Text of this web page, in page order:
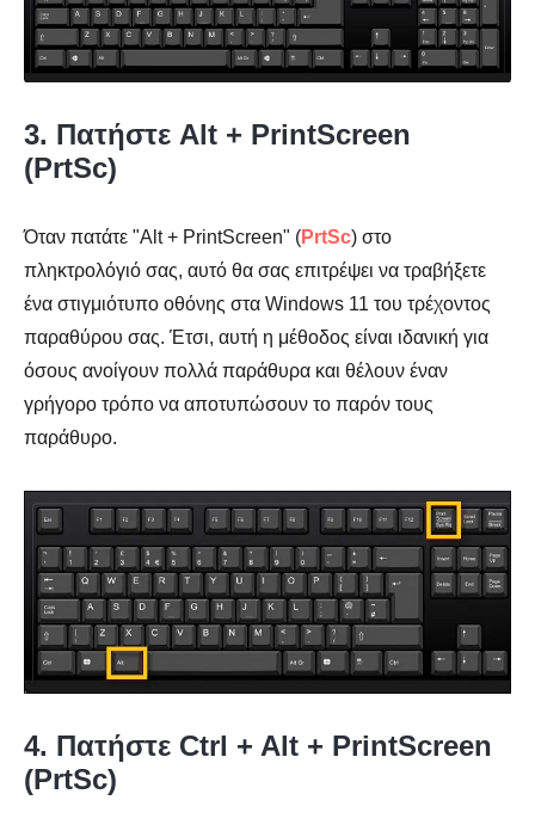
3. Πατήστε Alt + PrintScreen
(PrtSc)
Όταν πατάτε "Alt + PrintScreen" (PrtSc) στο
πληκτρολόγιό σας, αυτό θα σας επιτρέψει να τραβήξετε
ένα στιγμιότυπο οθόνης στα Windows 11 του τρέχοντος
παραθύρου σας. Έτσι, αυτή η μέθοδος είναι ιδανική για
όσους ανοίγουν πολλά παράθυρα και θέλουν έναν
γρήγορο τρόπο να αποτυπώσουν το παρόν τους
παράθυρο.
4. Πατήστε Ctrl + Alt + PrintScreen
(PrtSc)